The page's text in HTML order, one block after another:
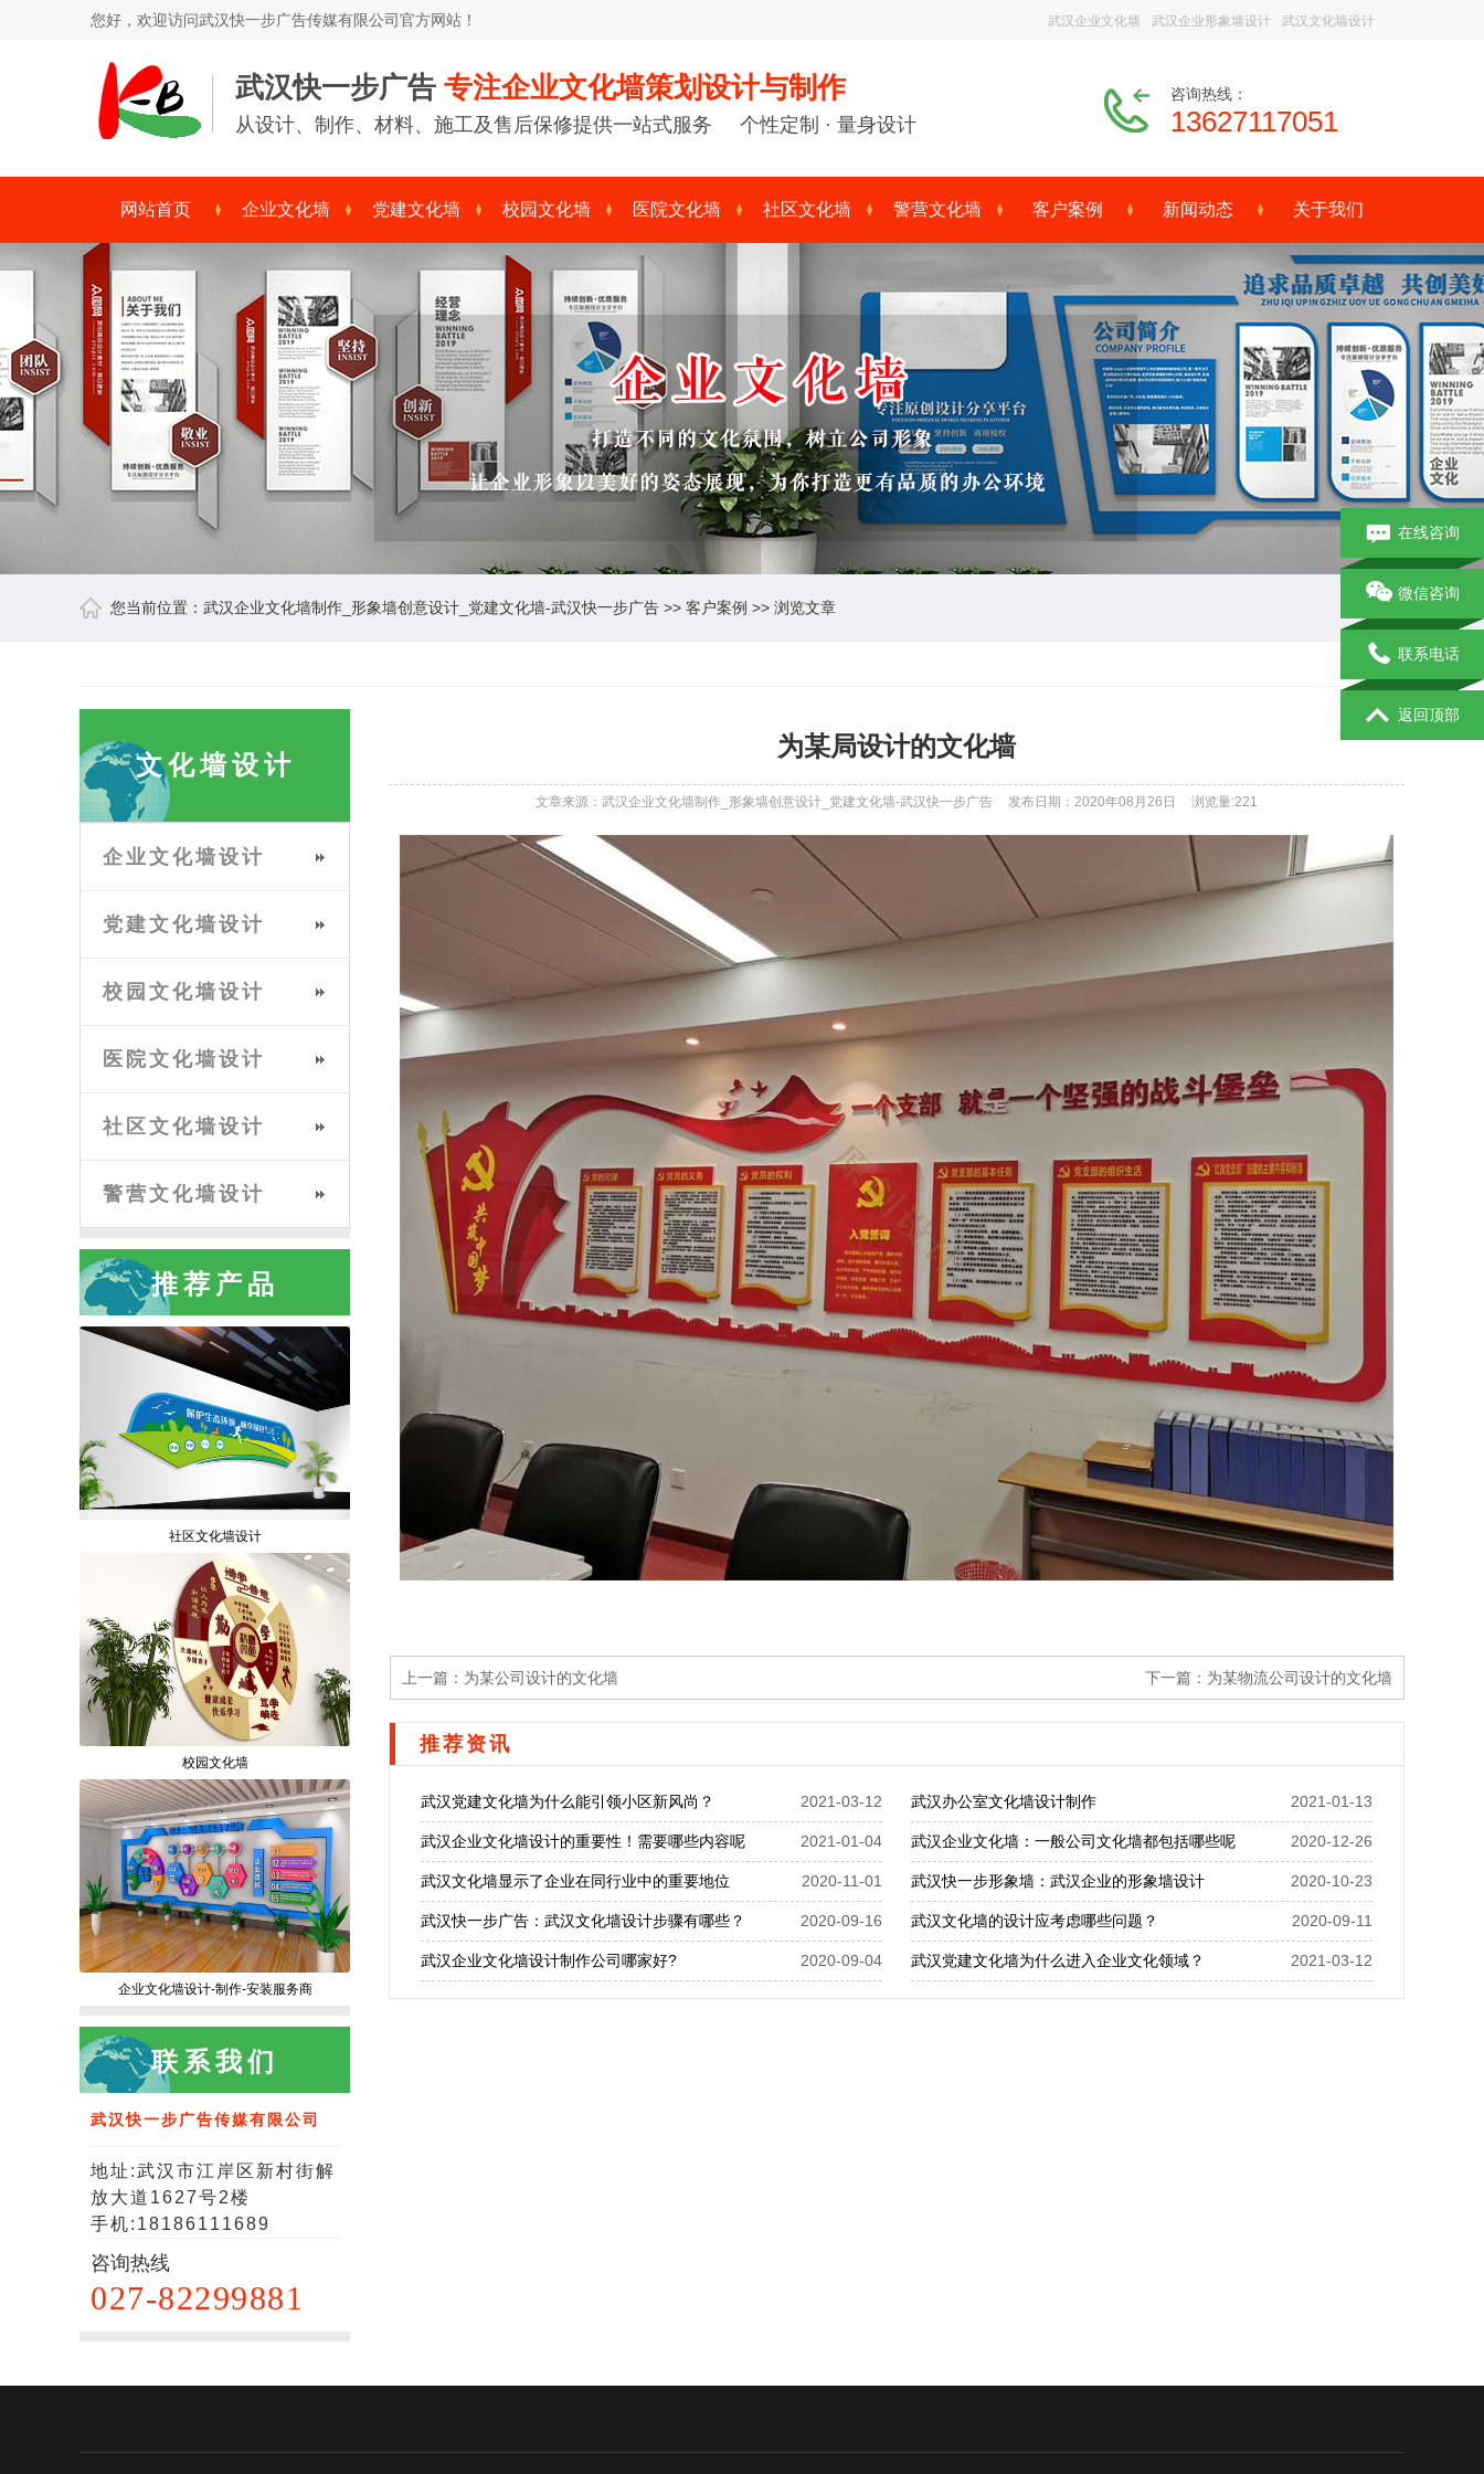
您好，欢迎访问武汉快一步广告传媒有限公司官方网站！ 武汉企业文化墙 武汉企业形象墙设计 武汉文化墙设计
武汉快一步广告 专注企业文化墙策划设计与制作
从设计、制作、材料、施工及售后保修提供一站式服务 个性定制 · 量身设计
咨询热线：
13627117051
网站首页 企业文化墙 党建文化墙 校园文化墙 医院文化墙 社区文化墙 警营文化墙 客户案例 新闻动态 关于我们
您当前位置： 武汉企业文化墙制作_形象墙创意设计_党建文化墙-武汉快一步广告 >> 客户案例 >> 浏览文章
文化墙设计
企业文化墙设计
党建文化墙设计
校园文化墙设计
医院文化墙设计
社区文化墙设计
警营文化墙设计
推荐产品
社区文化墙设计
校园文化墙
企业文化墙设计-制作-安装服务商
联系我们
武汉快一步广告传媒有限公司
地址:武汉市江岸区新村街解
放大道1627号2楼
手机:18186111689
咨询热线
027-82299881
为某局设计的文化墙
文章来源：武汉企业文化墙制作_形象墙创意设计_党建文化墙-武汉快一步广告 发布日期：2020年08月26日 浏览量:221
上一篇： 为某公司设计的文化墙 下一篇： 为某物流公司设计的文化墙
推荐资讯
2021-03-12
武汉党建文化墙为什么能引领小区新风尚？ 2021-01-13
武汉办公室文化墙设计制作
2021-01-04
武汉企业文化墙设计的重要性！需要哪些内容呢 2020-12-26
武汉企业文化墙：一般公司文化墙都包括哪些呢
2020-11-01
武汉文化墙显示了企业在同行业中的重要地位 2020-10-23
武汉快一步形象墙：武汉企业的形象墙设计
2020-09-16
武汉快一步广告：武汉文化墙设计步骤有哪些？ 2020-09-11
武汉文化墙的设计应考虑哪些问题？
2020-09-04
武汉企业文化墙设计制作公司哪家好? 2021-03-12
武汉党建文化墙为什么进入企业文化领域？
在线咨询
微信咨询
联系电话
返回顶部